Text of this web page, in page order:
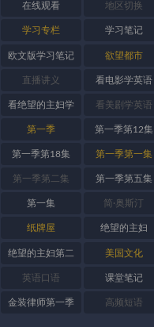
在线观看 地区切换
学习专栏 学习笔记
欧文版学习笔记 欲望都市
直播讲义 看电影学英语
看绝望的主妇学
英语
看美剧学英语
第一季 第一季第12集
第一季第18集 第一季第一集
第一季第二集 第一季第五集
第一集 简·奥斯汀
纸牌屋 绝望的主妇
绝望的主妇第二
季
美国文化
英语口语 课堂笔记
金装律师第一季 高频短语